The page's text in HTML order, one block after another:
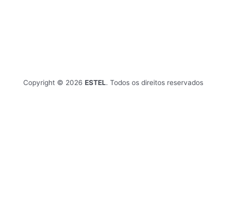
Copyright © 2026 ESTEL. Todos os direitos reservados